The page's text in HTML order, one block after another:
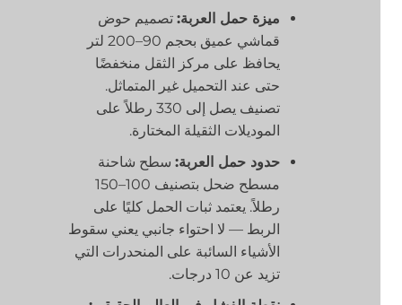
ميزة حمل العربة:تصميم حوض
قماشي عميق بحجم 90–200 لتر
يحافظ على مركز الثقل منخفضًا
حتى عند التحميل غير المتماثل.
تصنيف يصل إلى 330 رطلاً على
الموديلات الثقيلة المختارة.
حدود حمل العربة:سطح شاحنة
مسطح ضحل بتصنيف 100–150
رطلاً. يعتمد ثبات الحمل كليًا على
الربط — لا احتواء جانبي يعني سقوط
الأشياء السائبة على المنحدرات التي
تزيد عن 10 درجات.